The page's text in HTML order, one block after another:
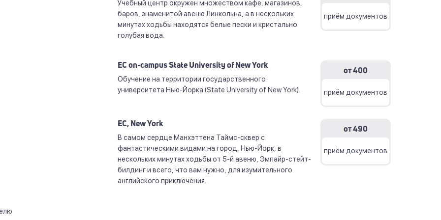
Учебный центр окружен множеством кафе, магазинов,
баров, знаменитой авеню Линкольна, а в нескольких
минутах ходьбы находятся белые пески и кристально
голубая вода.
приём документов
EC on-campus State University of New York
Обучение на территории государственного
университета Нью-Йорка (State University of New York).
от 400
приём документов
EC, New York
В самом сердце Манхэттена Таймс-сквер с
фантастическими видами на город, Нью-Йорк, в
нескольких минутах ходьбы от 5-й авеню, Эмпайр-стейт-
билдинг и всего, что вам нужно, для изумительного
английского приключения.
от 490
приём документов